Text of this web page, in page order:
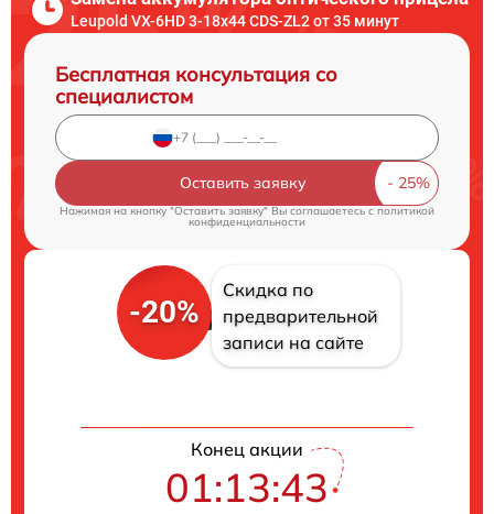
Leupold VX-6HD 3-18x44 CDS-ZL2 от 35 минут
Бесплатная консультация со
специалистом
Оставить заявку
Нажимая на кнопку "Оставить заявку" Вы соглашаетесь cполитикой
конфиденциальности
-20%
Скидка по
предварительной
записи на сайте
Конец акции
01:13:42